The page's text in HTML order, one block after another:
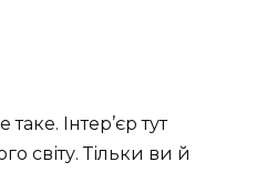
Інтер’єр тут
світу. Тільки ви й